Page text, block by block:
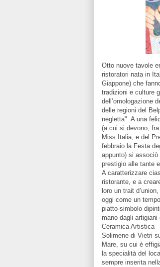
Otto nuove tavole
ristoratori nata in
Giappone) che
tradizioni e culture
dell’omologazione
delle regioni del
negletta". A una
(a cui si devono,
Miss Italia, e del
febbraio la Festa
appunto) si associò
prestigio alle tante
A caratterizzare
ristorante, e a
loro un trait
oggi come un
piatto-simbolo
mano dagli artigiani
Ceramica Artistica
Solimene di Vietri
Mare, su cui è
la specialità del
sempre inserita